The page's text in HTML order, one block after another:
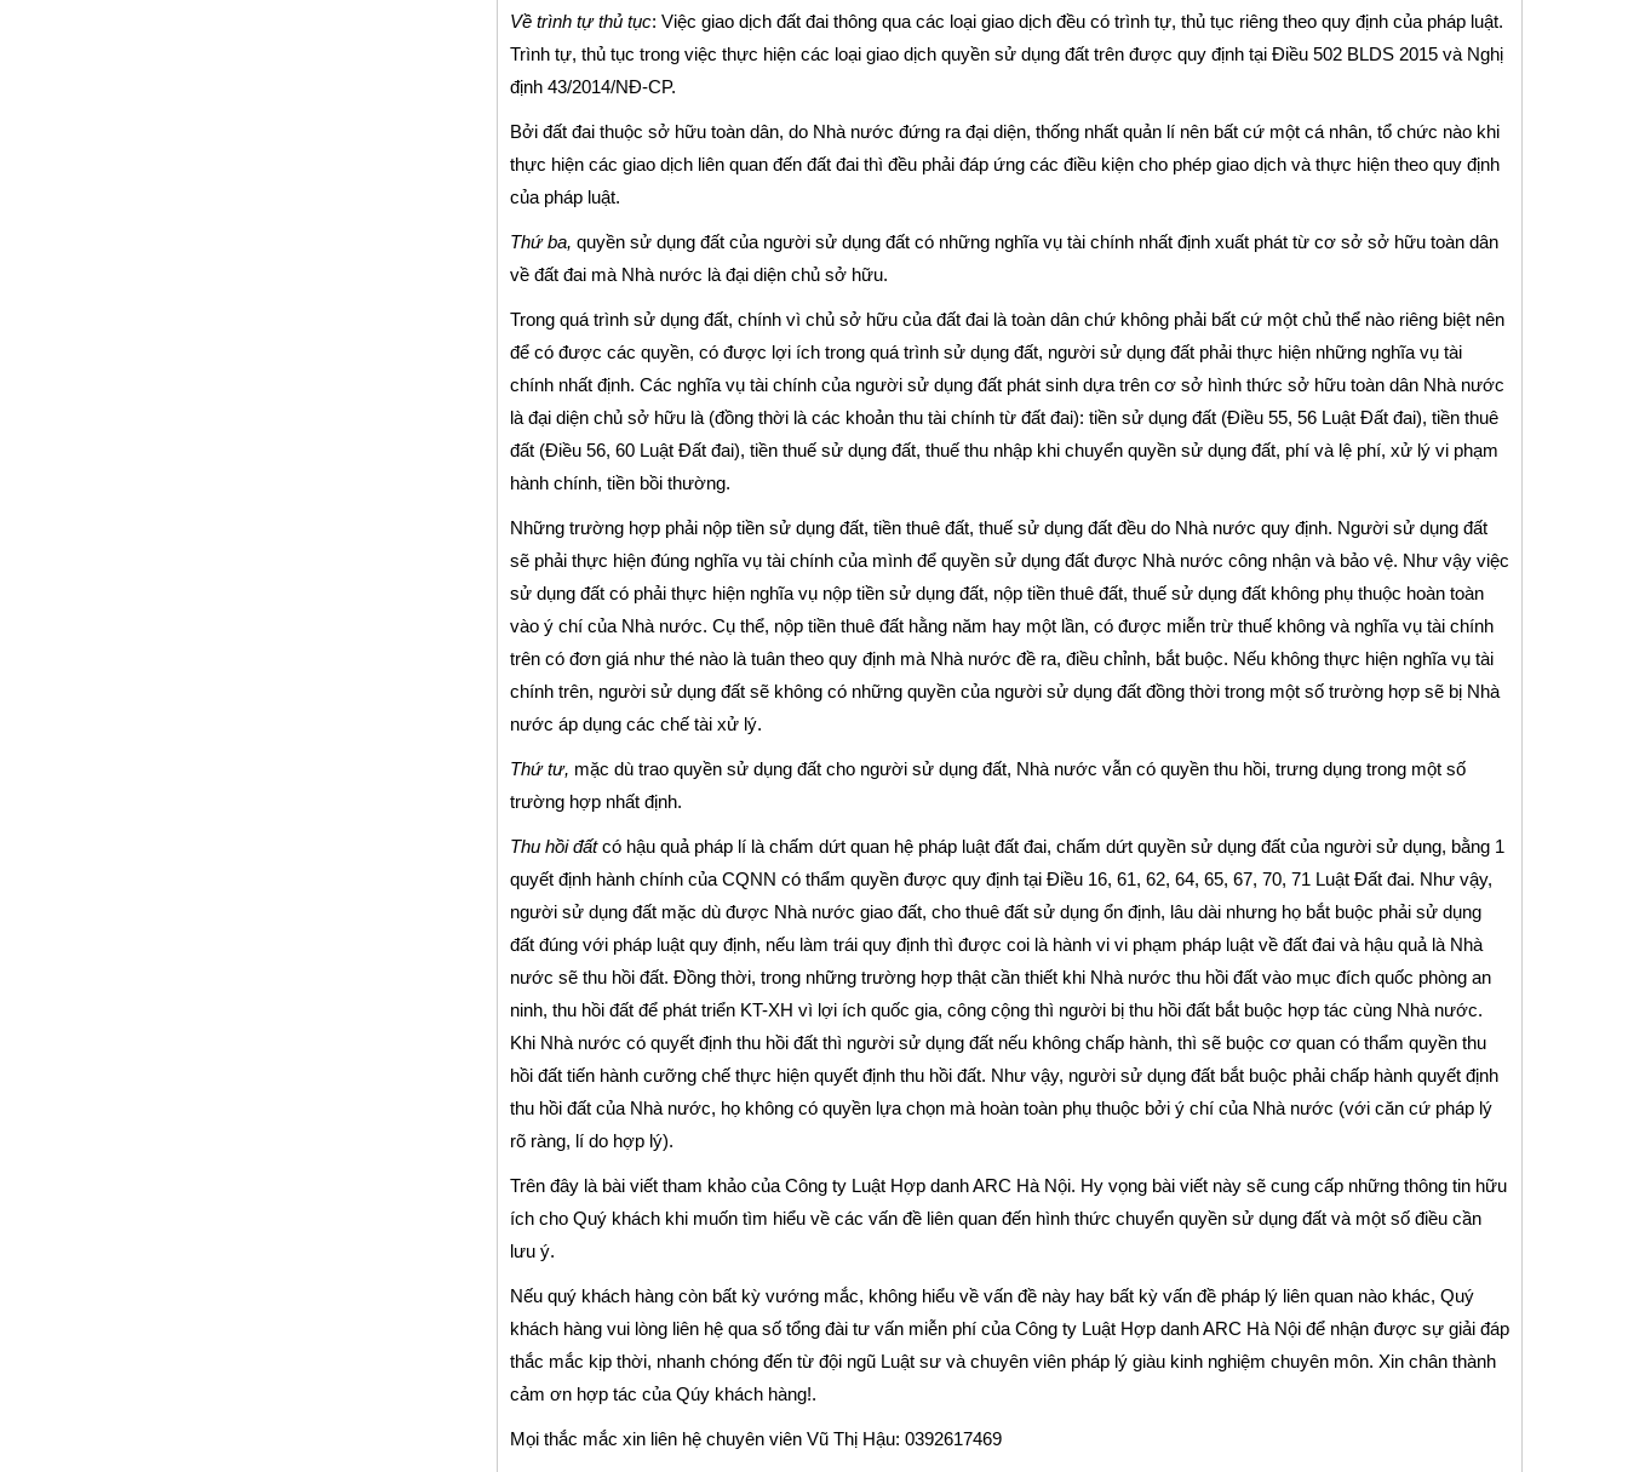
Về trình tự thủ tục: Việc giao dịch đất đai thông qua các loại giao dịch đều có trình tự, thủ tục riêng theo quy định của pháp luật.
Trình tự, thủ tục trong việc thực hiện các loại giao dịch quyền sử dụng đất trên được quy định tại Điều 502 BLDS 2015 và Nghị
định 43/2014/NĐ-CP.
Bởi đất đai thuộc sở hữu toàn dân, do Nhà nước đứng ra đại diện, thống nhất quản lí nên bất cứ một cá nhân, tổ chức nào khi
thực hiện các giao dịch liên quan đến đất đai thì đều phải đáp ứng các điều kiện cho phép giao dịch và thực hiện theo quy định
của pháp luật.
Thứ ba, quyền sử dụng đất của người sử dụng đất có những nghĩa vụ tài chính nhất định xuất phát từ cơ sở sở hữu toàn dân
về đất đai mà Nhà nước là đại diện chủ sở hữu.
Trong quá trình sử dụng đất, chính vì chủ sở hữu của đất đai là toàn dân chứ không phải bất cứ một chủ thể nào riêng biệt nên
để có được các quyền, có được lợi ích trong quá trình sử dụng đất, người sử dụng đất phải thực hiện những nghĩa vụ tài
chính nhất định. Các nghĩa vụ tài chính của người sử dụng đất phát sinh dựa trên cơ sở hình thức sở hữu toàn dân Nhà nước
là đại diện chủ sở hữu là (đồng thời là các khoản thu tài chính từ đất đai): tiền sử dụng đất (Điều 55, 56 Luật Đất đai), tiền thuê
đất (Điều 56, 60 Luật Đất đai), tiền thuế sử dụng đất, thuế thu nhập khi chuyển quyền sử dụng đất, phí và lệ phí, xử lý vi phạm
hành chính, tiền bồi thường.
Những trường hợp phải nộp tiền sử dụng đất, tiền thuê đất, thuế sử dụng đất đều do Nhà nước quy định. Người sử dụng đất
sẽ phải thực hiện đúng nghĩa vụ tài chính của mình để quyền sử dụng đất được Nhà nước công nhận và bảo vệ. Như vậy việc
sử dụng đất có phải thực hiện nghĩa vụ nộp tiền sử dụng đất, nộp tiền thuê đất, thuế sử dụng đất không phụ thuộc hoàn toàn
vào ý chí của Nhà nước. Cụ thể, nộp tiền thuê đất hằng năm hay một lần, có được miễn trừ thuế không và nghĩa vụ tài chính
trên có đơn giá như thé nào là tuân theo quy định mà Nhà nước đề ra, điều chỉnh, bắt buộc. Nếu không thực hiện nghĩa vụ tài
chính trên, người sử dụng đất sẽ không có những quyền của người sử dụng đất đồng thời trong một số trường hợp sẽ bị Nhà
nước áp dụng các chế tài xử lý.
Thứ tư, mặc dù trao quyền sử dụng đất cho người sử dụng đất, Nhà nước vẫn có quyền thu hồi, trưng dụng trong một số
trường hợp nhất định.
Thu hồi đấtcó hậu quả pháp lí là chấm dứt quan hệ pháp luật đất đai, chấm dứt quyền sử dụng đất của người sử dụng, bằng 1
quyết định hành chính của CQNN có thẩm quyền được quy định tại Điều 16, 61, 62, 64, 65, 67, 70, 71 Luật Đất đai. Như vậy,
người sử dụng đất mặc dù được Nhà nước giao đất, cho thuê đất sử dụng ổn định, lâu dài nhưng họ bắt buộc phải sử dụng
đất đúng với pháp luật quy định, nếu làm trái quy định thì được coi là hành vi vi phạm pháp luật về đất đai và hậu quả là Nhà
nước sẽ thu hồi đất. Đồng thời, trong những trường hợp thật cần thiết khi Nhà nước thu hồi đất vào mục đích quốc phòng an
ninh, thu hồi đất để phát triển KT-XH vì lợi ích quốc gia, công cộng thì người bị thu hồi đất bắt buộc hợp tác cùng Nhà nước.
Khi Nhà nước có quyết định thu hồi đất thì người sử dụng đất nếu không chấp hành, thì sẽ buộc cơ quan có thẩm quyền thu
hồi đất tiến hành cưỡng chế thực hiện quyết định thu hồi đất. Như vậy, người sử dụng đất bắt buộc phải chấp hành quyết định
thu hồi đất của Nhà nước, họ không có quyền lựa chọn mà hoàn toàn phụ thuộc bởi ý chí của Nhà nước (với căn cứ pháp lý
rõ ràng, lí do hợp lý).
Trên đây là bài viết tham khảo của Công ty Luật Hợp danh ARC Hà Nội. Hy vọng bài viết này sẽ cung cấp những thông tin hữu
ích cho Quý khách khi muốn tìm hiểu về các vấn đề liên quan đến hình thức chuyển quyền sử dụng đất và một số điều cần
lưu ý.
Nếu quý khách hàng còn bất kỳ vướng mắc, không hiểu về vấn đề này hay bất kỳ vấn đề pháp lý liên quan nào khác, Quý
khách hàng vui lòng liên hệ qua số tổng đài tư vấn miễn phí của Công ty Luật Hợp danh ARC Hà Nội để nhận được sự giải đáp
thắc mắc kịp thời, nhanh chóng đến từ đội ngũ Luật sư và chuyên viên pháp lý giàu kinh nghiệm chuyên môn. Xin chân thành
cảm ơn hợp tác của Qúy khách hàng!.
Mọi thắc mắc xin liên hệ chuyên viên Vũ Thị Hậu: 0392617469